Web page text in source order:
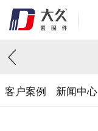
客户案例 新闻中心